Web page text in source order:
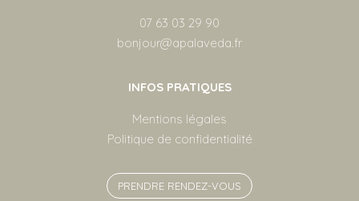
07 63 03 29 90
bonjour@apalaveda.fr
INFOS PRATIQUES
Mentions légales
Politique de confidentialité
PRENDRE RENDEZ-VOUS